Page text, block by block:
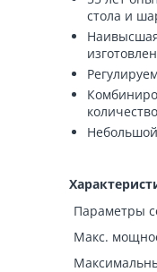
стола и
Параметры
Макс.